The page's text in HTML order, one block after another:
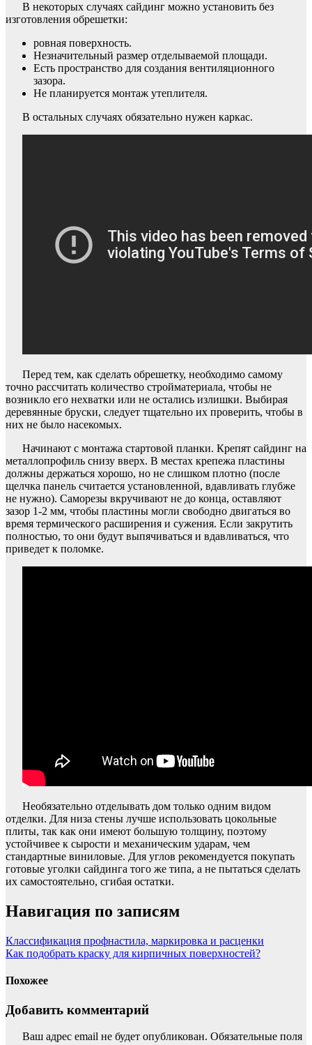
В некоторых случаях сайдинг можно установить без
изготовления обрешетки:
ровная поверхность.
Незначительный размер отделываемой площади.
Есть пространство для создания вентиляционного
зазора.
Не планируется монтаж утеплителя.
В остальных случаях обязательно нужен каркас.
Перед тем, как сделать обрешетку, необходимо самому
точно рассчитать количество стройматериала, чтобы не
возникло его нехватки или не остались излишки. Выбирая
деревянные бруски, следует тщательно их проверить, чтобы в
них не было насекомых.
Начинают с монтажа стартовой планки. Крепят сайдинг на
металлопрофиль снизу вверх. В местах крепежа пластины
должны держаться хорошо, но не слишком плотно (после
щелчка панель считается установленной, вдавливать глубже
не нужно). Саморезы вкручивают не до конца, оставляют
зазор 1-2 мм, чтобы пластины могли свободно двигаться во
время термического расширения и сужения. Если закрутить
полностью, то они будут выпячиваться и вдавливаться, что
приведет к поломке.
Необязательно отделывать дом только одним видом
отделки. Для низа стены лучше использовать цокольные
плиты, так как они имеют большую толщину, поэтому
устойчивее к сырости и механическим ударам, чем
стандартные виниловые. Для углов рекомендуется покупать
готовые уголки сайдинга того же типа, а не пытаться сделать
их самостоятельно, сгибая остатки.
Навигация по записям
Классификация профнастила, маркировка и расценки
Как подобрать краску для кирпичных поверхностей?
Похожее
Добавить комментарий
Ваш адрес email не будет опубликован. Обязательные поля